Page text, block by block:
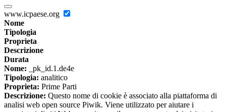
www.icpaese.org
Nome
Tipologia
Proprieta
Descrizione
Durata
Nome: _pk_id.1.de4e
Tipologia: analitico
Proprieta: Prime Parti
Descrizione: Questo nome di cookie è associato alla piattaforma di
analisi web open source Piwik. Viene utilizzato per aiutare i